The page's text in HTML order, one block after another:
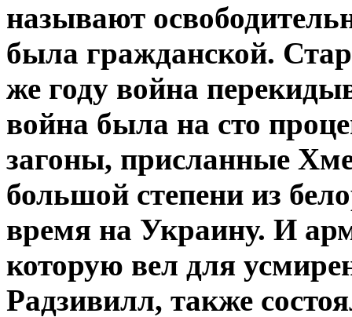
называют
была гражданской.
же году война
война была на сто
загоны, присланные
большой степени из
время на Украину. И
которую вел для
Радзивилл, также